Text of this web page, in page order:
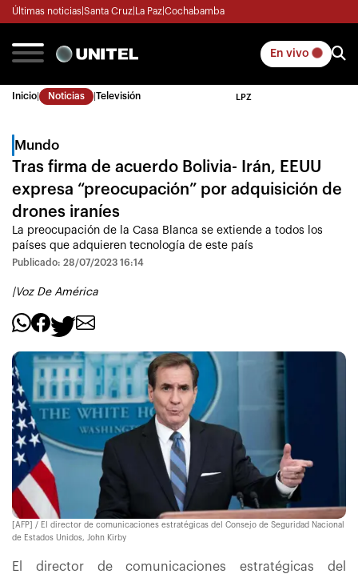
Últimas noticias Santa Cruz La Paz Cochabamba
En vivo
Inicio Noticias Televisión LPZ
Mundo
Tras firma de acuerdo Bolivia- Irán, EEUU
expresa “preocupación” por adquisición de
drones iraníes
La preocupación de la Casa Blanca se extiende a todos los
países que adquieren tecnología de este país
Publicado: 28/07/2023 16:14
|Voz De América
[AFP] / El director de comunicaciones estratégicas del Consejo de Seguridad Nacional
de Estados Unidos, John Kirby
El director de comunicaciones estratégicas del